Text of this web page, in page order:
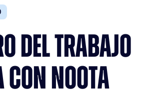
DEL TRABAJO
CON NOOTA